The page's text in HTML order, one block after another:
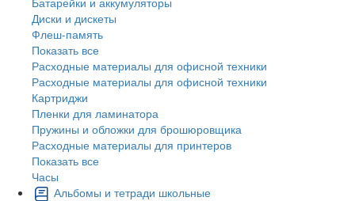
Диски и дискеты
Флеш-память
Показать все
Расходные материалы для офисной техники
Расходные материалы для офисной техники
Картриджи
Пленки для ламинатора
Пружины и обложки для брошюровщика
Расходные материалы для принтеров
Показать все
Часы
Альбомы и тетради школьные